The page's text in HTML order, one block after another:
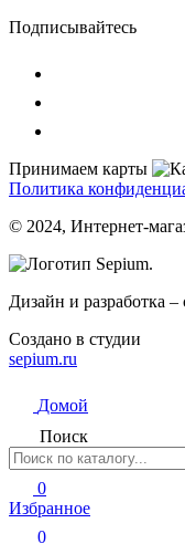
Подписывайтесь
Принимаем карты
Политика
© 2024, Интернет-
Дизайн и разработка –
Создано в студии
sepium.ru
Домой
Поиск
0
Избранное
0